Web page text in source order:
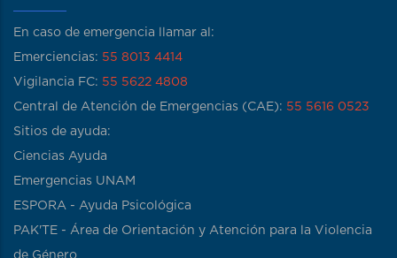
En caso de emergencia llamar al:
Emerciencias: 55 8013 4414
Vigilancia FC: 55 5622 4808
Central de Atención de Emergencias (CAE): 55 5616 0523
Sitios de ayuda:
Ciencias Ayuda
Emergencias UNAM
ESPORA - Ayuda Psicológica
PAK'TE - Área de Orientación y Atención para la Violencia
de Género